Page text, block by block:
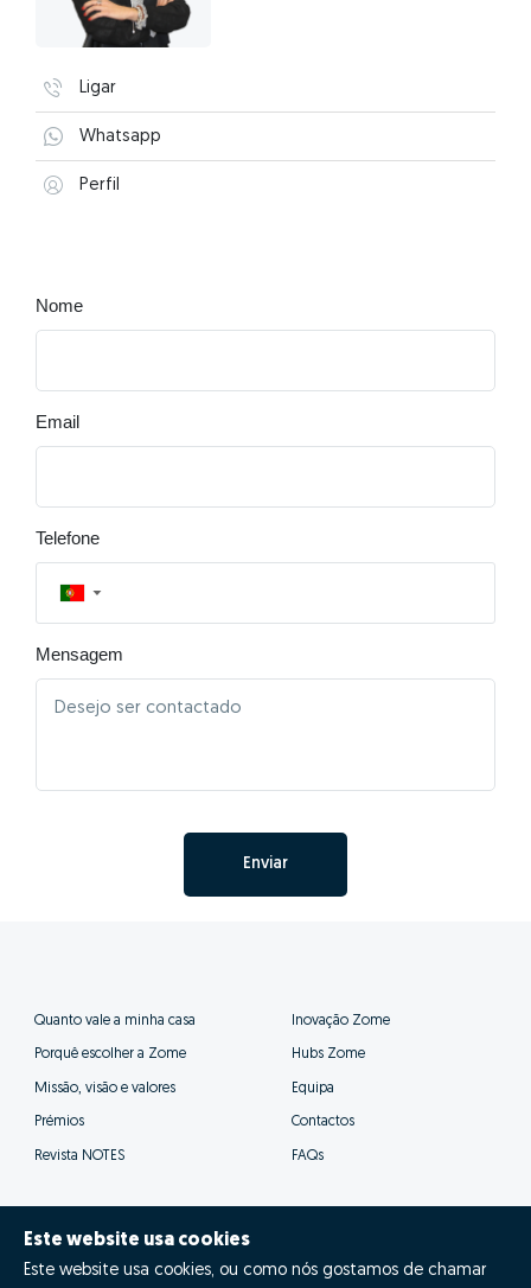
Ligar
Whatsapp
Perfil
Nome
Email
Telefone
▼
Mensagem
Enviar
Quanto vale a minha casa
Porquê escolher a Zome
Missão, visão e valores
Prémios
Revista NOTES
Inovação Zome
Hubs Zome
Equipa
Contactos
FAQs
Este website usa cookies
Este website usa cookies, ou como nós gostamos de chamar